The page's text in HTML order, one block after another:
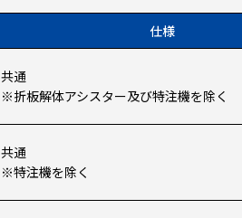
仕様
共通
※折板解体アシスター及び特注機を除く
共通
※特注機を除く